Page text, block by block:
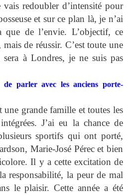
vais redoubler d’intensité pour
et sur ce plan là, je n’ai
de l’envie. L’objectif, ce
mais de réussir. C’est toute une
à Londres, je ne suis pas
de parler avec les anciens porte-
une grande famille et toutes les
J’ai eu la chance de
sportifs qui ont porté,
Marie-José Pérec et bien
Il y a cette excitation de
responsabilité, la peur de mal
le plaisir. Cette année a été